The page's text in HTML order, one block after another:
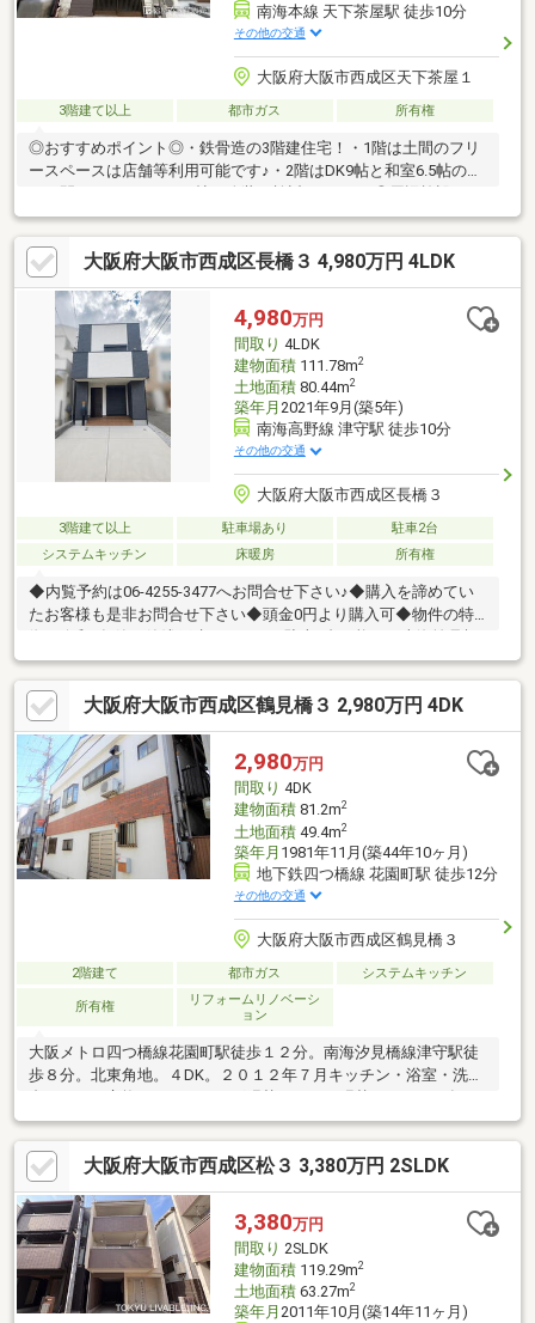
南海本線 天下茶屋駅 徒歩10分
その他の交通
大阪府大阪市西成区天下茶屋１
3階建て以上 都市ガス 所有権
◎おすすめポイント◎・鉄骨造の3階建住宅！・1階は土間のフリ
ースペースは店舗等利用可能です♪・2階はDK9帖と和室6.5帖のつ
ーパーデイリーカナートイズミヤ花園店まで徒歩約330ｍ・スー
パーサンディ天下茶屋店まで徒歩約480ｍ・スーパー玉出花園店
まで徒歩約500ｍ・ファミリーマート天下茶屋一丁目店まで徒歩
約160ｍ・ローソン天下茶屋一丁目店まで徒歩約210ｍ・ココカラ
ファインデイリーカナートイズミヤ店まで徒歩約330ｍ・ダイコ
クドラッグ地下鉄花園町駅前店まで徒歩約410ｍお買物便利な立
地です♪
大阪府大阪市西成区長橋３ 4,980万円 4LDK
4,980万円
間取り 4LDK
建物面積111.78m2
土地面積80.44m2
築年月 2021年9月(築5年)
南海高野線 津守駅 徒歩10分
その他の交通
大阪府大阪市西成区長橋３
3階建て以上 駐車場あり
駐車2台
システムキッチン
床暖房 所有権
◆内覧予約は06-4255-3477へお問合せ下さい♪◆購入を諦めてい
たお客様も是非お問合せ下さい◆頭金0円より購入可◆物件の特
線「津守」駅徒歩10分◎・角地×日当たり・通風良好♪・広いバル
コニー付きで開放感◎◆見るだけ大歓迎！お気軽にご予約下さい
♪◆接客対応品質に自信があり「購入するか分からないけど見る
だけ見たい」「他社の物件もまとめて見てみたい」等ご購入をご
検討中のお客様にとって、より良い条件でご購入頂く為に精一杯
サポート致します不動産の事なら何でもお気軽にご相談下さい！
大阪府大阪市西成区鶴見橋３ 2,980万円 4DK
2,980万円
間取り 4DK
建物面積81.2m2
土地面積49.4m2
築年月 1981年11月(築44年10ヶ月)
地下鉄四つ橋線 花園町駅 徒歩12分
その他の交通
大阪府大阪市西成区鶴見橋３
2階建て 都市ガス システムキッチン
所有権
リフォームリノベーシ
ョン
大阪メトロ四つ橋線花園町駅徒歩１２分。南海汐見橋線津守駅徒
歩８分。北東角地。４DK。２０１２年７月キッチン・浴室・洗面
月外壁塗装済。長橋小学校まで約４２０ｍ徒歩６分。鶴見橋中学
校まで約３５０ｍ徒歩５分。スーパー玉出鶴見橋店まで約２９０
ｍ徒歩４分。大阪府大阪市西成区松３ 3,380万円 2SLDK
3,380万円
間取り 2SLDK
建物面積119.29m2
土地面積63.27m2
築年月 2011年10月(築14年11ヶ月)